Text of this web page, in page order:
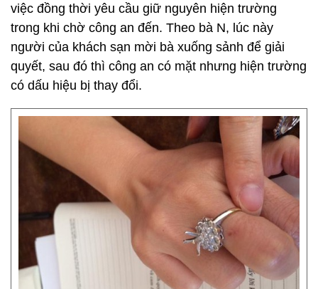
việc đồng thời yêu cầu giữ nguyên hiện trường
trong khi chờ công an đến. Theo bà N, lúc này
người của khách sạn mời bà xuống sảnh để giải
quyết, sau đó thì công an có mặt nhưng hiện trường
có dấu hiệu bị thay đổi.